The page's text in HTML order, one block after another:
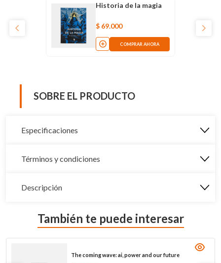
Historia de la magia
$ 69.000
COMPRAR AHORA
SOBRE EL PRODUCTO
Especificaciones
Términos y condiciones
Descripción
También te puede interesar
The coming wave: ai, power and our future